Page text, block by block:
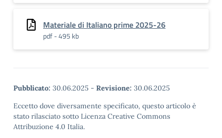
Materiale di Italiano prime 2025-26
pdf - 495 kb
Pubblicato: 30.06.2025 - Revisione: 30.06.2025
Eccetto dove diversamente specificato, questo articolo è
stato rilasciato sotto Licenza Creative Commons
Attribuzione 4.0 Italia.